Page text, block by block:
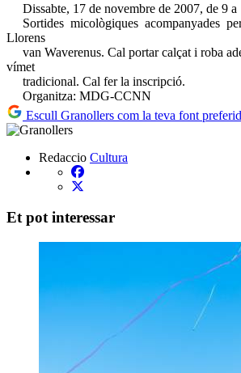
Dissabte, 17 de novembre de 2007, de 9 a
Sortides micològiques acompanyades per
Llorens
van Waverenus. Cal portar calçat i roba
vímet
tradicional. Cal fer la inscripció.
Organitza: MDG-CCNN
Escull Granollers com la teva font
Redaccio Cultura
Et pot interessar